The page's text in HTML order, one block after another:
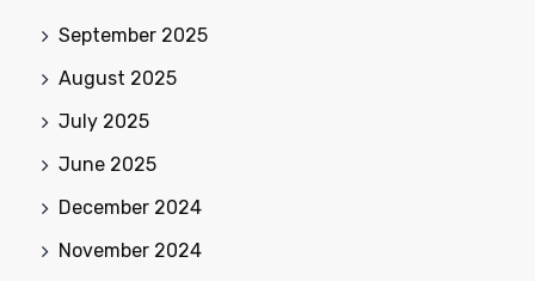
September 2025
August 2025
July 2025
June 2025
December 2024
November 2024